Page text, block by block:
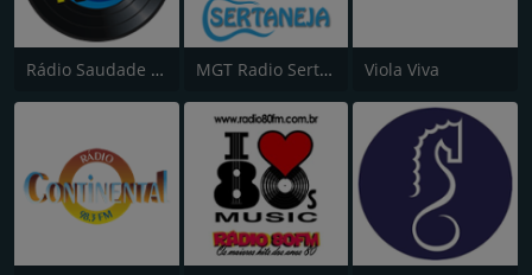
Rádio Saudade FM 100.7 MGT Radio Sertaneja Viola Viva